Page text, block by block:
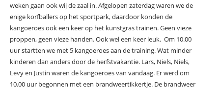
weken gaan ook wij de zaal in. Afgelopen zaterdag waren we de
enige korfballers op het sportpark, daardoor konden de
kangoeroes ook een keer op het kunstgras trainen. Geen vieze
proppen, geen vieze handen. Ook wel een keer leuk. Om 10.00
uur startten we met 5 kangoeroes aan de training. Wat minder
kinderen dan anders door de herfstvakantie. Lars, Niels, Niels,
Levy en Justin waren de kangoeroes van vandaag. Er werd om
10.00 uur begonnen met een brandweertikkertje. De brandweer